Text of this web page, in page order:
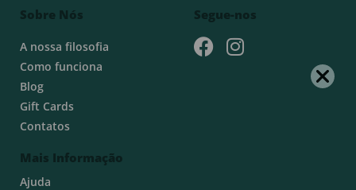
Sobre Nós
A nossa filosofia
Como funciona
Blog
Gift Cards
Contatos
Mais Informação
Ajuda
Segue-nos